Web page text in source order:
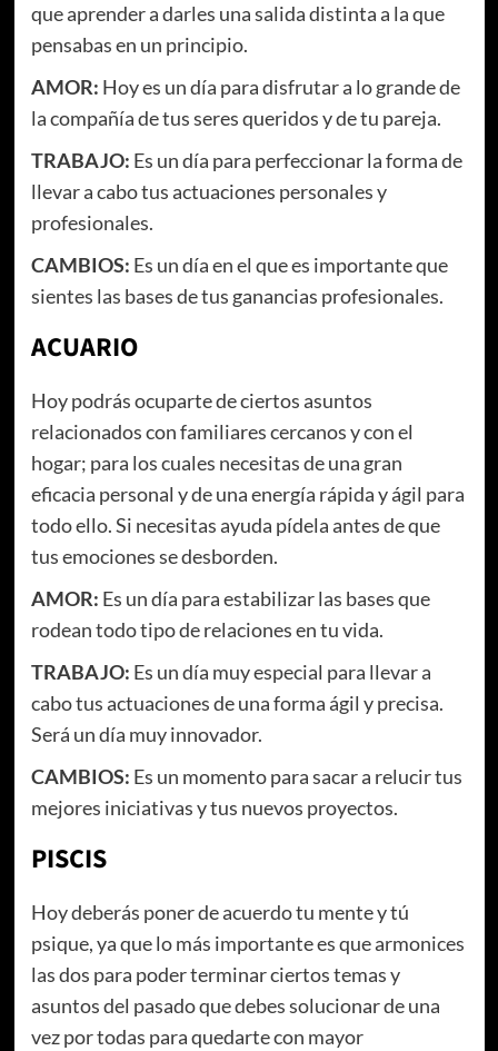
que aprender a darles una salida distinta a la que
pensabas en un principio.
AMOR: Hoy es un día para disfrutar a lo grande de
la compañía de tus seres queridos y de tu pareja.
TRABAJO: Es un día para perfeccionar la forma de
llevar a cabo tus actuaciones personales y
profesionales.
CAMBIOS: Es un día en el que es importante que
sientes las bases de tus ganancias profesionales.
ACUARIO
Hoy podrás ocuparte de ciertos asuntos
relacionados con familiares cercanos y con el
hogar; para los cuales necesitas de una gran
eficacia personal y de una energía rápida y ágil para
todo ello. Si necesitas ayuda pídela antes de que
tus emociones se desborden.
AMOR: Es un día para estabilizar las bases que
rodean todo tipo de relaciones en tu vida.
TRABAJO: Es un día muy especial para llevar a
cabo tus actuaciones de una forma ágil y precisa.
Será un día muy innovador.
CAMBIOS: Es un momento para sacar a relucir tus
mejores iniciativas y tus nuevos proyectos.
PISCIS
Hoy deberás poner de acuerdo tu mente y tú
psique, ya que lo más importante es que armonices
las dos para poder terminar ciertos temas y
asuntos del pasado que debes solucionar de una
vez por todas para quedarte con mayor